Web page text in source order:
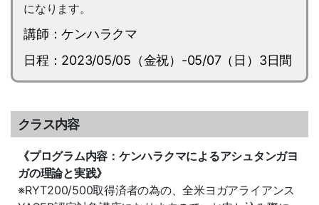
になります。
講師：ケンハラクマ
日程：2023/05/05（金祝）-05/07（日）3日間
クラス内容
《プログラム内容：ケンハラクマによるアシュタンガヨ
ガの理論と実践》
※RYT200/500取得済者の為の、全米ヨガアライアンス